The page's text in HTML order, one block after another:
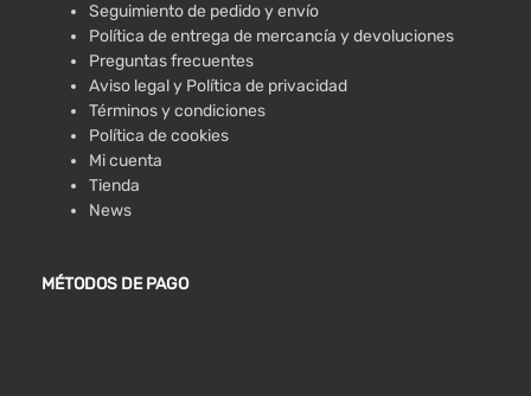
Seguimiento de pedido y envío
Política de entrega de mercancía y devoluciones
Preguntas frecuentes
Aviso legal y Política de privacidad
Términos y condiciones
Política de cookies
Mi cuenta
Tienda
News
MÉTODOS DE PAGO